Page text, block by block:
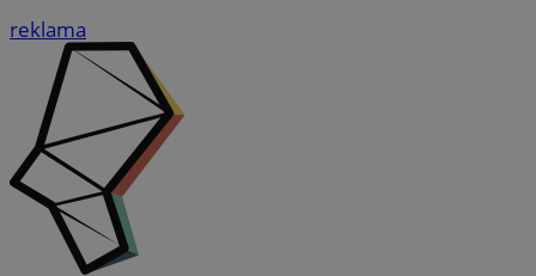
reklama